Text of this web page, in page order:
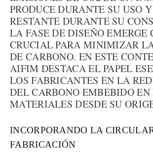
PRODUCE DURANTE SU USO
RESTANTE DURANTE SU
LA FASE DE DISEÑO EMERGE
CRUCIAL PARA MINIMIZAR
DE CARBONO. EN ESTE
AIFIM DESTACA EL PAPEL
LOS FABRICANTES EN LA
DEL CARBONO EMBEBIDO EN
MATERIALES DESDE SU
INCORPORANDO LA
FABRICACIÓN